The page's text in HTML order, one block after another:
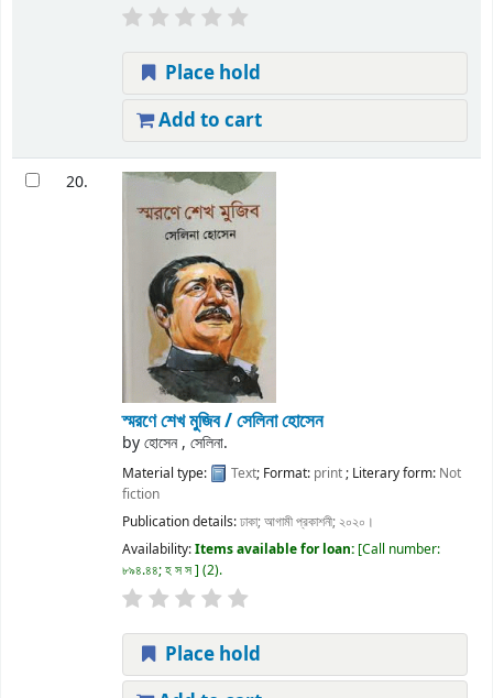
Place hold
Add to cart
20.
স্মরণে শেখ মুজিব / সেলিনা হোসেন
byহোসেন , সেলিনা.
Material type: Text; Format: print; Literary form: Not
fiction
Publication details:ঢাকা;আগামী প্রকাশনী; ২০২০।
Availability:Items available for loan: Call number:
৮৯৪.৪৪; হ স স (2).
Place hold